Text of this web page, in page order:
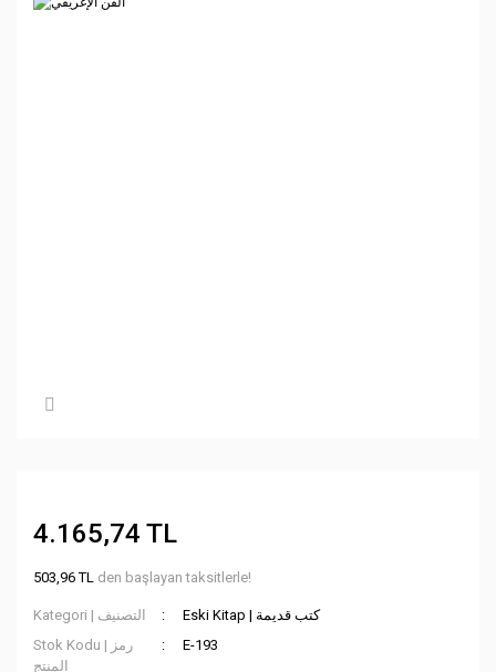
4.165,74 TL
503,96 TL den başlayan taksitlerle!
Kategori | التصنيف
Eski Kitap | كتب قديمة
Stok Kodu | رمز
المنتج
E-193